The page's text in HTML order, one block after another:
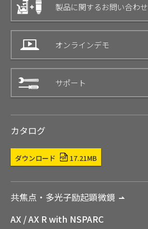
製品に関するお問い合わせ
オンラインデモ
サポート
カタログ
ダウンロード 17.21MB
共焦点・多光子励起顕微鏡
AX / AX R with NSPARC